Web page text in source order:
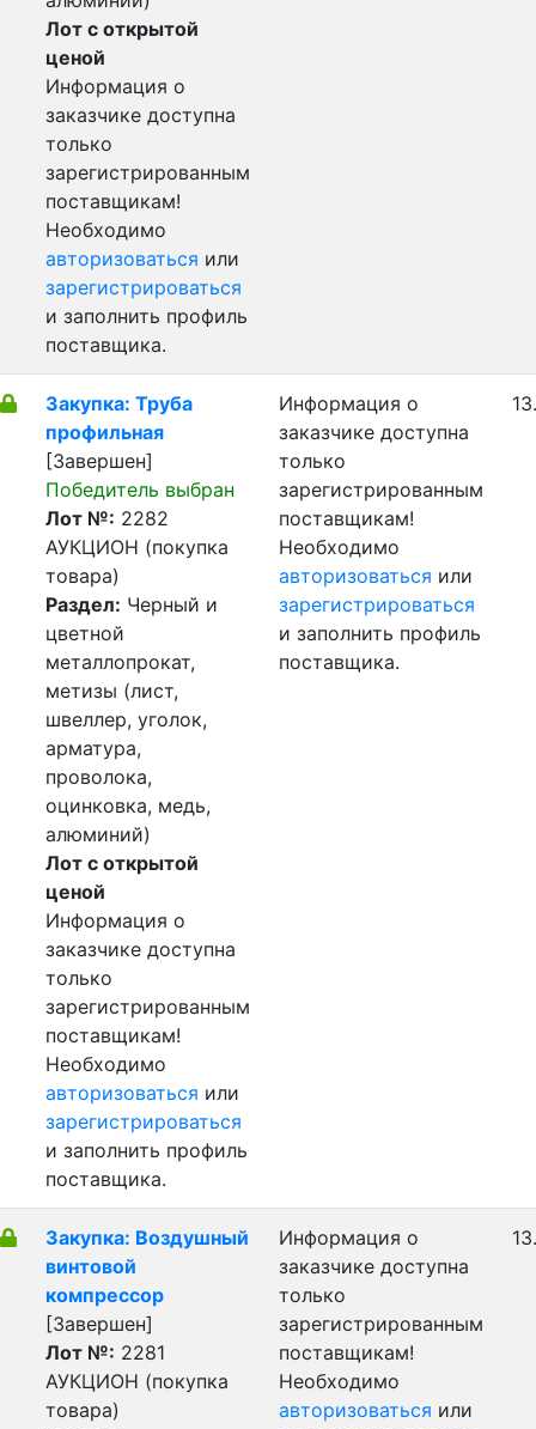
Лот с открытой
ценой
Информация о
заказчике доступна
только
зарегистрированным
поставщикам!
Необходимо
авторизоваться или
зарегистрироваться
и заполнить профиль
поставщика.
Закупка: Труба
профильная
[Завершен]
Победитель выбран
Лот №: 2282
АУКЦИОН (покупка
товара)
Раздел: Черный и
цветной
металлопрокат,
метизы (лист,
швеллер, уголок,
арматура,
проволока,
оцинковка, медь,
алюминий)
Лот с открытой
ценой
Информация о
заказчике доступна
только
зарегистрированным
поставщикам!
Необходимо
авторизоваться или
зарегистрироваться
и заполнить профиль
поставщика.
Информация о
заказчике доступна
только
зарегистрированным
поставщикам!
Необходимо
авторизоваться или
зарегистрироваться
и заполнить профиль
поставщика.
Закупка: Воздушный
винтовой
компрессор
[Завершен]
Лот №: 2281
АУКЦИОН (покупка
товара)
Информация о
заказчике доступна
только
зарегистрированным
поставщикам!
Необходимо
авторизоваться или